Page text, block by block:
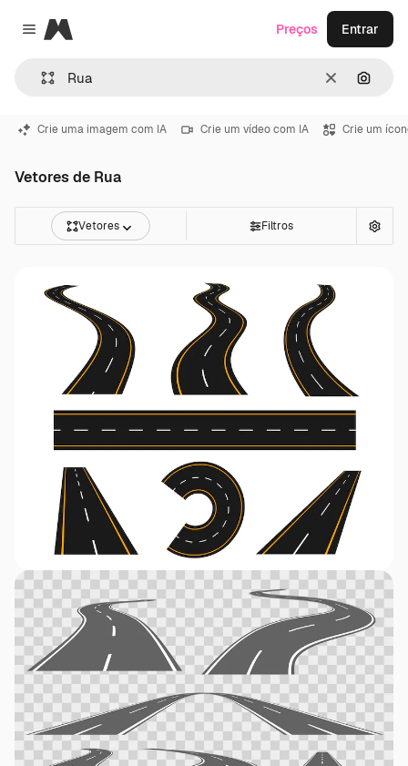
Close menu
Magnific
Limpar
Preços Entrar
Crie uma imagem com IA Crie um vídeo com IA Crie um
Vetores de Rua
Vetores Filtros